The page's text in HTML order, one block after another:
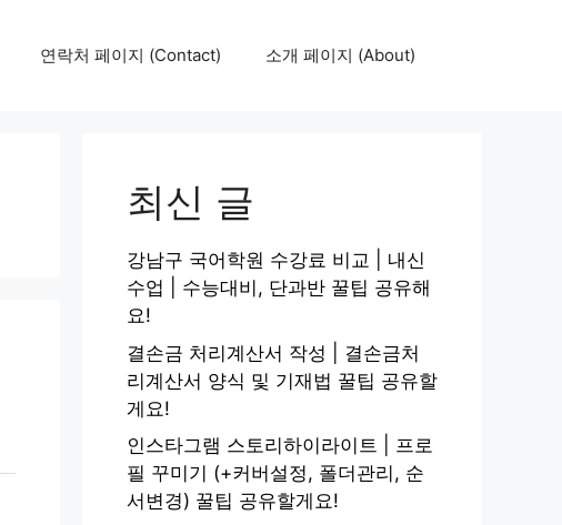
연락처 페이지 (Contact) 소개 페이지 (About)
최신 글
강남구 국어학원 수강료 비교 | 내신
수업 | 수능대비, 단과반 꿀팁 공유해
요!
결손금 처리계산서 작성 | 결손금처
리계산서 양식 및 기재법 꿀팁 공유할
게요!
인스타그램 스토리하이라이트 | 프로
필 꾸미기 (+커버설정, 폴더관리, 순
서변경) 꿀팁 공유할게요!